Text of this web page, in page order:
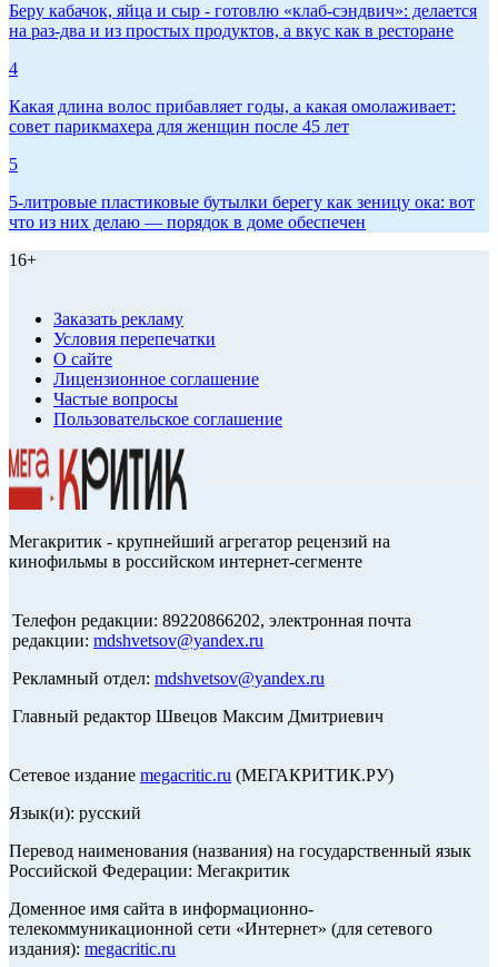
Беру кабачок, яйца и сыр - готовлю «клаб-сэндвич»: делается
на раз-два и из простых продуктов, а вкус как в ресторане
4
Какая длина волос прибавляет годы, а какая омолаживает:
совет парикмахера для женщин после 45 лет
5
5-литровые пластиковые бутылки берегу как зеницу ока: вот
что из них делаю — порядок в доме обеспечен
16+
Заказать рекламу
Условия перепечатки
О сайте
Лицензионное соглашение
Частые вопросы
Пользовательское соглашение
Мегакритик - крупнейший агрегатор рецензий на
кинофильмы в российском интернет-сегменте
Телефон редакции: 89220866202, электронная почта
редакции: mdshvetsov@yandex.ru
Рекламный отдел: mdshvetsov@yandex.ru
Главный редактор Швецов Максим Дмитриевич
Сетевое издание megacritic.ru (МЕГАКРИТИК.РУ)
Язык(и): русский
Перевод наименования (названия) на государственный язык
Российской Федерации: Мегакритик
Доменное имя сайта в информационно-
телекоммуникационной сети «Интернет» (для сетевого
издания): megacritic.ru